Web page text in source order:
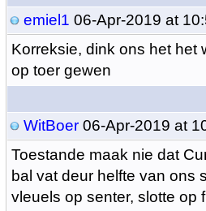
emiel1 06-Apr-2019 at
Korreksie, dink ons het het
op toer gewen
WitBoer06-Apr-2019 at
Toestande maak nie dat
bal vat deur helfte van ons
vleuels op senter, slotte op